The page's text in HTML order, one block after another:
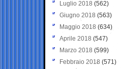
Luglio 2018 (562)
Giugno 2018 (563)
Maggio 2018 (634)
Aprile 2018 (547)
Marzo 2018 (599)
Febbraio 2018 (571)